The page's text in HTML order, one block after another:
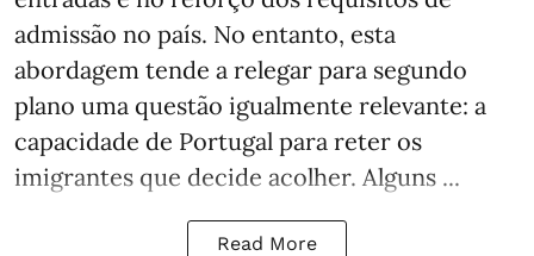
admissão no país. No entanto, esta
abordagem tende a relegar para segundo
plano uma questão igualmente relevante: a
capacidade de Portugal para reter os
imigrantes que decide acolher. Alguns ...
Read More